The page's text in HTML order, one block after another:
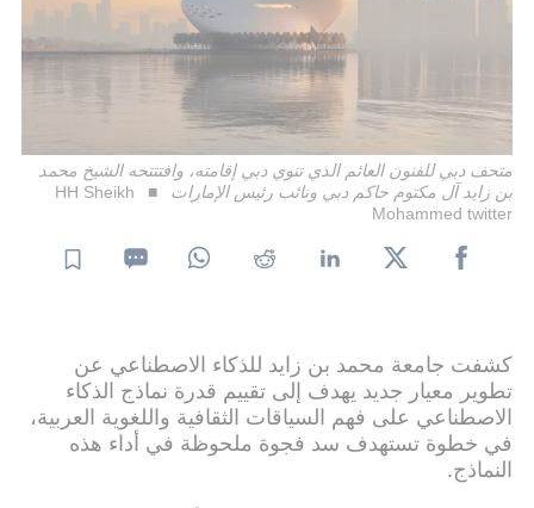
متحف دبي للفنون العائم الذي تنوي دبي إقامته، وافتتتحه الشيخ محمد
بن زايد آل مكتوم حاكم دبي ونائب رئيس الإمارات
HH Sheikh
Mohammed twitter
كشفت جامعة محمد بن زايد للذكاء الاصطناعي عن
تطوير معيار جديد يهدف إلى تقييم قدرة نماذج الذكاء
الاصطناعي على فهم السياقات الثقافية واللغوية العربية،
في خطوة تستهدف سد فجوة ملحوظة في أداء هذه
النماذج.